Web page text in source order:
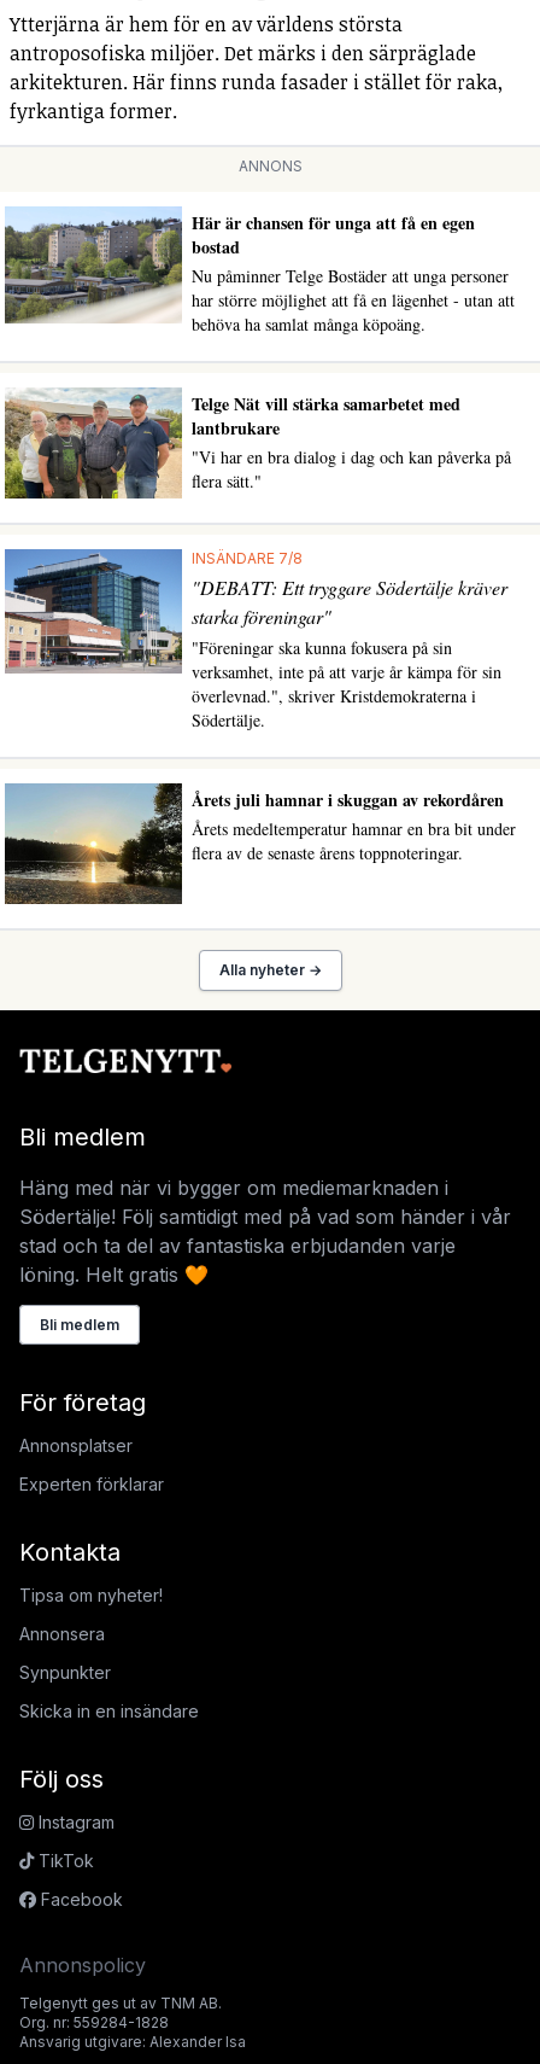
Ytterjärna är hem för en av världens största
antroposofiska miljöer. Det märks i den särpräglade
arkitekturen. Här finns runda fasader i stället för raka,
fyrkantiga former.
ANNONS
Här är chansen för unga att få en egen
bostad
Nu påminner Telge Bostäder att unga personer
har större möjlighet att få en lägenhet - utan att
behöva ha samlat många köpoäng.
Telge Nät vill stärka samarbetet med
lantbrukare
"Vi har en bra dialog i dag och kan påverka på
flera sätt."
INSÄNDARE 7/8
"DEBATT: Ett tryggare Södertälje kräver
starka föreningar"
"Föreningar ska kunna fokusera på sin
verksamhet, inte på att varje år kämpa för sin
överlevnad.", skriver Kristdemokraterna i
Södertälje.
Årets juli hamnar i skuggan av rekordåren
Årets medeltemperatur hamnar en bra bit under
flera av de senaste årens toppnoteringar.
Alla nyheter →
Bli medlem
Häng med när vi bygger om mediemarknaden i
Södertälje! Följ samtidigt med på vad som händer i vår
stad och ta del av fantastiska erbjudanden varje
löning. Helt gratis 🧡
Bli medlem
För företag
Annonsplatser
Experten förklarar
Kontakta
Tipsa om nyheter!
Annonsera
Synpunkter
Skicka in en insändare
Följ oss
Instagram
TikTok
Facebook
Annonspolicy
Telgenytt ges ut av TNM AB.
Org. nr: 559284-1828
Ansvarig utgivare: Alexander Isa